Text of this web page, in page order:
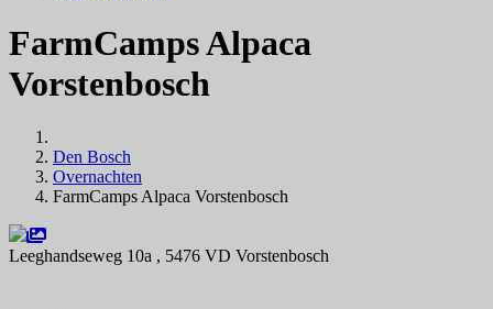
FarmCamps Alpaca
Vorstenbosch
Den Bosch
Overnachten
FarmCamps Alpaca Vorstenbosch
Leeghandseweg 10a , 5476 VD Vorstenbosch